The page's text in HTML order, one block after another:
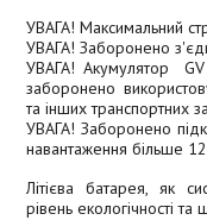
УВАГА! Максимальний
УВАГА! Заборонено
УВАГА! Акумулятор
заборонено
та інших транспортних
УВАГА! Заборонено
навантаження більше
Літієва батарея, як
рівень екологічності